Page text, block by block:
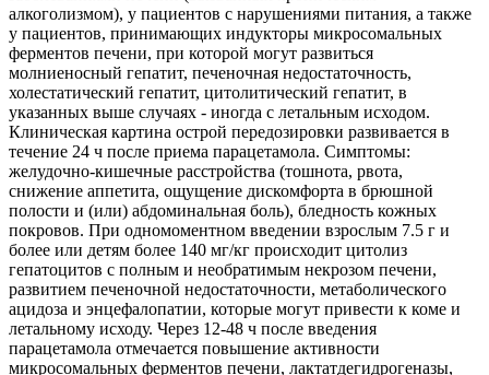
алкоголизмом), у пациентов с нарушениями питания, а также
у пациентов, принимающих индукторы микросомальных
ферментов печени, при которой могут развиться
молниеносный гепатит, печеночная недостаточность,
холестатический гепатит, цитолитический гепатит, в
указанных выше случаях - иногда с летальным исходом.
Клиническая картина острой передозировки развивается в
течение 24 ч после приема парацетамола. Симптомы:
желудочно-кишечные расстройства (тошнота, рвота,
снижение аппетита, ощущение дискомфорта в брюшной
полости и (или) абдоминальная боль), бледность кожных
покровов. При одномоментном введении взрослым 7.5 г и
более или детям более 140 мг/кг происходит цитолиз
гепатоцитов с полным и необратимым некрозом печени,
развитием печеночной недостаточности, метаболического
ацидоза и энцефалопатии, которые могут привести к коме и
летальному исходу. Через 12-48 ч после введения
парацетамола отмечается повышение активности
микросомальных ферментов печени, лактатдегидрогеназы,